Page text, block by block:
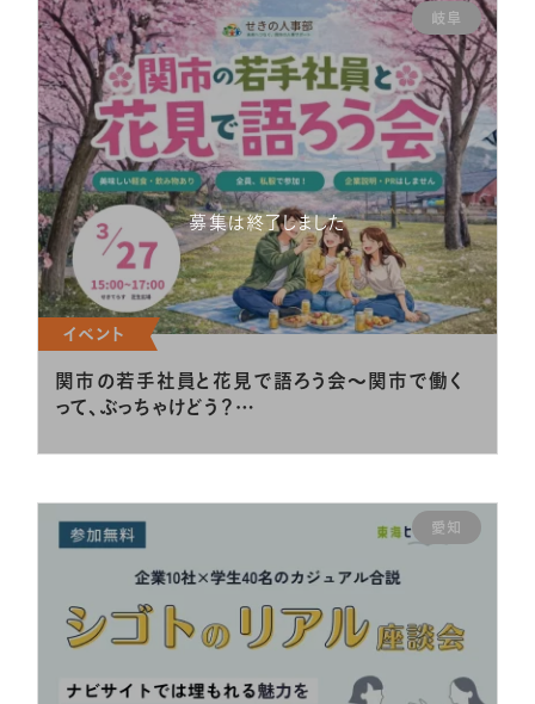
岐阜
募集は終了しました
イベント
関市の若手社員と花見で語ろう会～関市で働く
って、ぶっちゃけどう？…
愛知